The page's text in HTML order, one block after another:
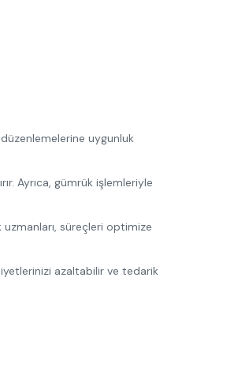
uygunluk
Ayrıca, gümrük işlemleriyle
uzmanları, süreçleri optimize
azaltabilir ve tedarik